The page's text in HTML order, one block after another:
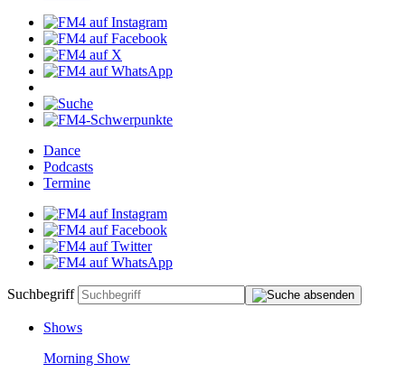
Dance
Podcasts
Termine
Suchbegriff
Shows
MorningShow